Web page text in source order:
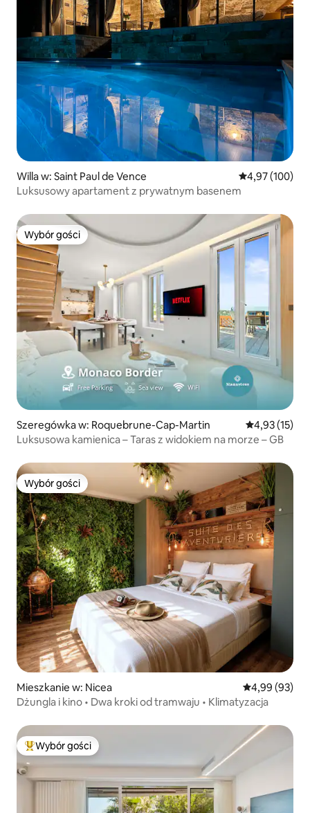
Willa w: Saint Paul de Vence Średnia
4,97 (100)
Luksusowy apartament z prywatnym basenem
Wybór gości
Wybór gości
Szeregówka w: Roquebrune-Cap-Martin Średnia
4,93 (15)
Luksusowa kamienica – Taras z widokiem na morze – GB
Wybór gości
Wybór gości
Mieszkanie w: Nicea Średnia
4,99 (93)
Dżungla i kino • Dwa kroki od tramwaju • Klimatyzacja
Najpopularniejsze z kategorii Wybór gości
Wybór gości